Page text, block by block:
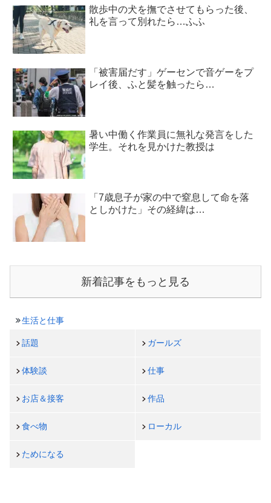
散歩中の犬を撫でさせてもらった後、
礼を言って別れたら…ふふ
「被害届だす」ゲーセンで音ゲーをプ
レイ後、ふと髪を触ったら…
暑い中働く作業員に無礼な発言をした
学生。それを見かけた教授は
「7歳息子が家の中で窒息して命を落
としかけた」その経緯は…
新着記事をもっと見る
生活と仕事
話題 ガールズ
体験談 仕事
お店＆接客 作品
食べ物 ローカル
ためになる